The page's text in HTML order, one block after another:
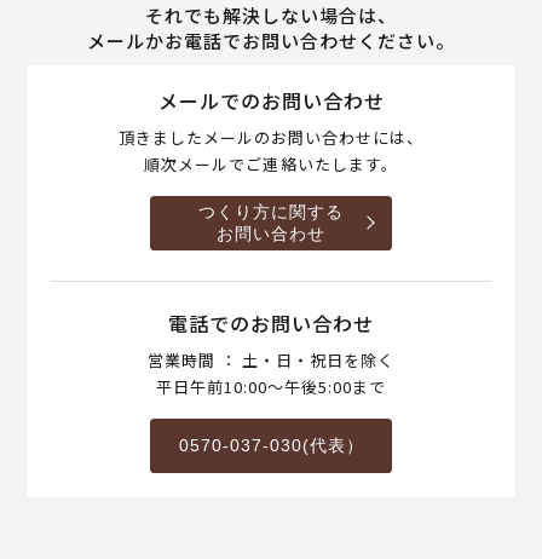
それでも解決しない場合は、
メールかお電話でお問い合わせください。
メールでのお問い合わせ
頂きましたメールのお問い合わせには、
順次メールでご連絡いたします。
つくり方に関する
お問い合わせ
電話でのお問い合わせ
営業時間 ： 土・日・祝日を除く
平日午前10:00～午後5:00まで
0570-037-030(代表）